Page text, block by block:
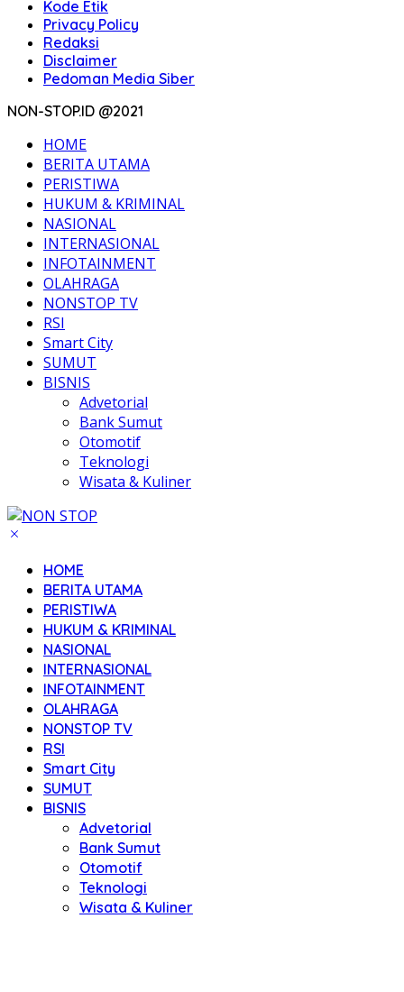
Kode Etik
Privacy Policy
Redaksi
Disclaimer
Pedoman Media Siber
NON-STOP.ID @2021
HOME
BERITA UTAMA
PERISTIWA
HUKUM & KRIMINAL
NASIONAL
INTERNASIONAL
INFOTAINMENT
OLAHRAGA
NONSTOP TV
RSI
Smart City
SUMUT
BISNIS
Advetorial
Bank Sumut
Otomotif
Teknologi
Wisata & Kuliner
HOME
BERITA UTAMA
PERISTIWA
HUKUM & KRIMINAL
NASIONAL
INTERNASIONAL
INFOTAINMENT
OLAHRAGA
NONSTOP TV
RSI
Smart City
SUMUT
BISNIS
Advetorial
Bank Sumut
Otomotif
Teknologi
Wisata & Kuliner